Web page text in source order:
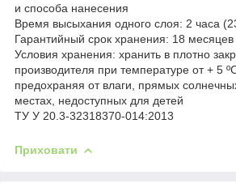
и способа нанесения
Время высыхания одного слоя: 2 часа
Гарантийный срок хранения: 18 месяцев
Условия хранения: хранить в плотно
производителя при температуре от + 5
предохраняя от влаги, прямых
местах, недоступных для детей
ТУ У 20.3-32318370-014:2013
Приховати